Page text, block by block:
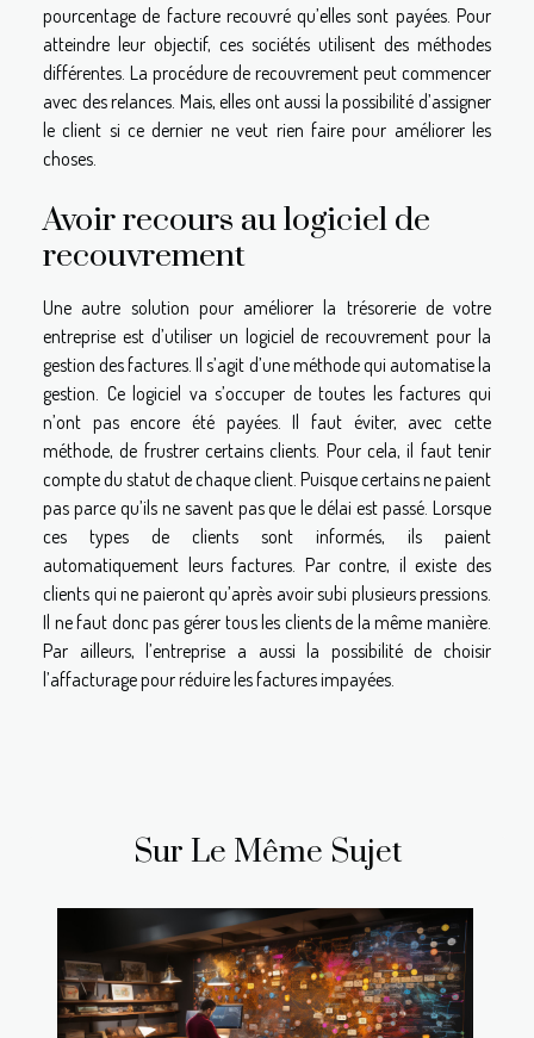
pourcentage de facture recouvré qu’elles sont payées. Pour
atteindre leur objectif, ces sociétés utilisent des méthodes
différentes. La procédure de recouvrement peut commencer
avec des relances. Mais, elles ont aussi la possibilité d’assigner
le client si ce dernier ne veut rien faire pour améliorer les
choses.
Avoir recours au logiciel de
recouvrement
Une autre solution pour améliorer la trésorerie de votre
entreprise est d’utiliser un logiciel de recouvrement pour la
gestion des factures. Il s’agit d’une méthode qui automatise la
gestion. Ce logiciel va s’occuper de toutes les factures qui
n’ont pas encore été payées. Il faut éviter, avec cette
méthode, de frustrer certains clients. Pour cela, il faut tenir
compte du statut de chaque client. Puisque certains ne paient
pas parce qu’ils ne savent pas que le délai est passé. Lorsque
ces types de clients sont informés, ils paient
automatiquement leurs factures. Par contre, il existe des
clients qui ne paieront qu’après avoir subi plusieurs pressions.
Il ne faut donc pas gérer tous les clients de la même manière.
Par ailleurs, l’entreprise a aussi la possibilité de choisir
l’affacturage pour réduire les factures impayées.
Sur Le Même Sujet